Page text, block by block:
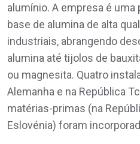
alumínio. A empresa é
base de alumina de alta
industriais, abrangendo
alumina até tijolos de
ou magnesita. Quatro
Alemanha e na República
matérias-primas (na
Eslovénia) foram